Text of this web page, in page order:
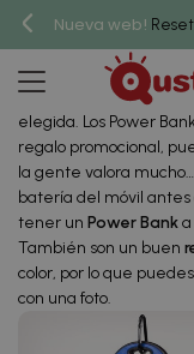
Nueva web!
Power
LosPower Bank
que puedes utilizar
cable USB (incluido),
elegida. Los Power
regalo promocional,
la gente valora
batería del móvil antes
tener un Power Bank
También son un buen
color, por lo que
con una foto.